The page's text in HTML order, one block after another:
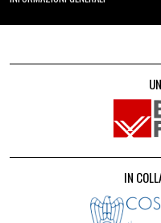
IN